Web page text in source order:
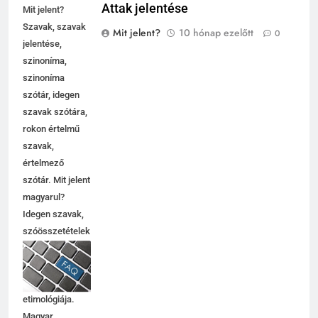
Mit jelent?
Szavak, szavak
jelentése,
szinoníma,
szinoníma
szótár, idegen
szavak szótára,
rokon értelmű
szavak,
értelmező
szótár. Mit jelent
magyarul?
Idegen szavak,
szóösszetételek
jelentése,
magyarázata,
használata,
etimológiája.
Attak jelentése
Mit jelent?
10 hónap ezelőtt 0
5
6